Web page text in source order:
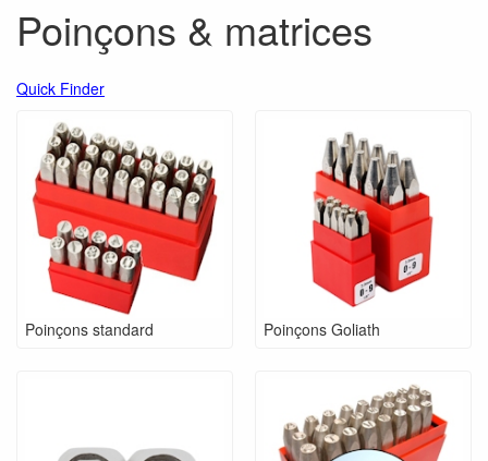
Poinçons & matrices
Quick Finder
Poinçons standard Poinçons Goliath